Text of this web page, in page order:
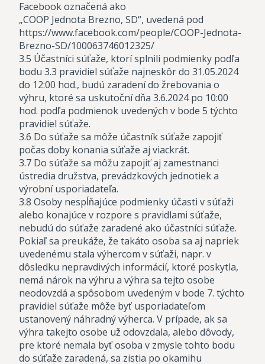
Facebook označená ako
„COOP Jednota Brezno, SD“, uvedená pod
https://www.facebook.com/people/COOP-Jednota-
Brezno-SD/100063746012325/
3.5 Účastníci súťaže, ktorí splnili podmienky podľa
bodu 3.3 pravidiel súťaže najneskôr do 31.05.2024
do 12:00 hod., budú zaradení do žrebovania o
výhru, ktoré sa uskutoční dňa 3.6.2024 po 10:00
hod. podľa podmienok uvedených v bode 5 týchto
pravidiel súťaže.
3.6 Do súťaže sa môže účastník súťaže zapojiť
počas doby konania súťaže aj viackrát.
3.7 Do súťaže sa môžu zapojiť aj zamestnanci
ústredia družstva, prevádzkových jednotiek a
výrobní usporiadateľa.
3.8 Osoby nespĺňajúce podmienky účasti v súťaži
alebo konajúce v rozpore s pravidlami súťaže,
nebudú do súťaže zaradené ako účastníci súťaže.
Pokiaľ sa preukáže, že takáto osoba sa aj napriek
uvedenému stala výhercom v súťaži, napr. v
dôsledku nepravdivých informácií, ktoré poskytla,
nemá nárok na výhru a výhra sa tejto osobe
neodovzdá a spôsobom uvedeným v bode 7. týchto
pravidiel súťaže môže byť usporiadateľom
ustanovený náhradný výherca. V prípade, ak sa
výhra takejto osobe už odovzdala, alebo dôvody,
pre ktoré nemala byť osoba v zmysle tohto bodu
do súťaže zaradená, sa zistia po okamihu